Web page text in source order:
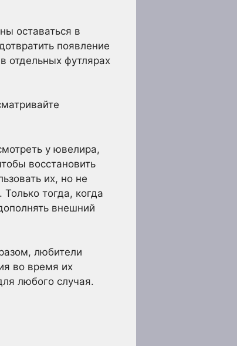
оставаться в
появление
отдельных футлярах
у ювелира,
восстановить
их, но не
тогда, когда
внешний
любители
во время их
любого случая.